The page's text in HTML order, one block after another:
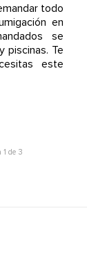
todo
en
se
piscinas. Te
este
1 de 3